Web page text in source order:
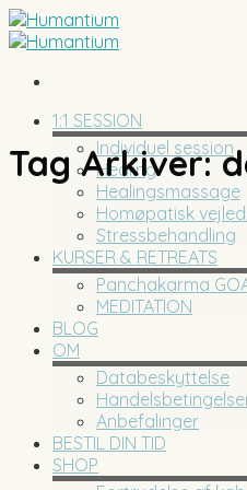
Skip
to
1:1 SESSION
Individuel session
Healing
Healingsmassage
Homøpatisk
Stressbehandling
KURSER & RETREATS
Panchakarma
MEDITATION
BLOG
OM
Databeskyttelse
Anbefalinger
BESTIL DIN TID
SHOP
Tag Arkiver: